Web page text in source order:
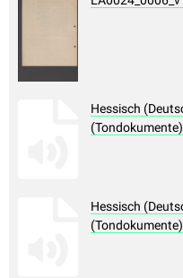
Hessisch
(Tondokumente)
Hessisch
(Tondokumente)